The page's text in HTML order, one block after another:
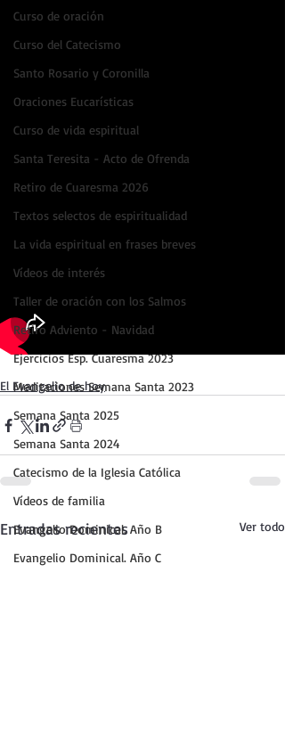
Curso de oración
Curso del Catecismo
Santo Rosario y Coronilla
Oraciones Eucarísticas
Curso de vida espiritual
Santa Teresita - Acto de Ofrenda
Retiro de Cuaresma 2026
Textos selectos de espiritualidad
La vida espiritual en frases breves
Vídeos de interés
Taller de oración con los Salmos
Retiro Adviento - Navidad
Ejercicios Esp. Cuaresma 2023
Meditaciones Semana Santa 2023
Semana Santa 2025
Semana Santa 2024
Catecismo de la Iglesia Católica
Vídeos de familia
Evangelio Dominical. Año B
Evangelio Dominical. Año C
El Evangelio de hoy
Entradas recientes Ver todo